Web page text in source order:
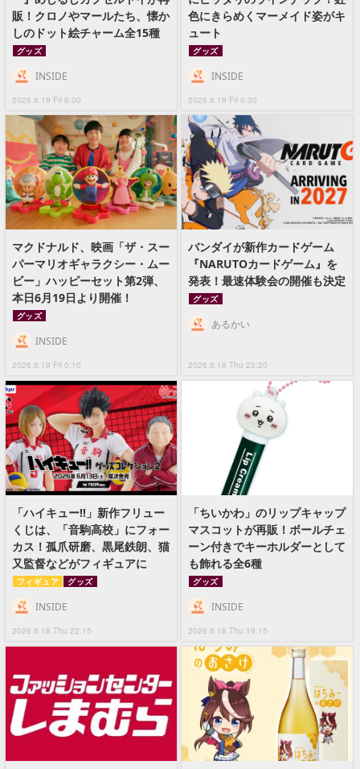
販！クロノやマールたち、懐か
しのドット絵チャーム全15種
グッズ
2026.6.19 Fri 6:00
INSIDE
色にきらめくマーメイド姿がキ
ュート
グッズ
2026.6.19 Fri 0:30
INSIDE
マクドナルド、映画「ザ・スー
パーマリオギャラクシー・ムー
ビー」ハッピーセット第2弾、
本日6月19日より開催！
グッズ
2026.6.19 Fri 0:10
INSIDE
バンダイが新作カードゲーム
『NARUTOカードゲーム』を
発表！最速体験会の開催も決定
グッズ
2026.6.18 Thu 23:20
あるかい
「ハイキュー!!」新作フリュー
くじは、「音駒高校」にフォー
カス！孤爪研磨、黒尾鉄朗、猫
又監督などがフィギュアに
フィギュア グッズ
2026.6.18 Thu 22:15
INSIDE
「ちいかわ」のリップキャップ
マスコットが再販！ボールチェ
ーン付きでキーホルダーとして
も飾れる全6種
グッズ
2026.6.18 Thu 19:15
INSIDE